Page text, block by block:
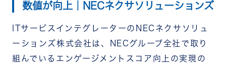
数値が向上｜NECネクサソリューションズ
ITサービスインテグレーターのNECネクサソリュ
ーションズ株式会社は、NECグループ全社で取り
組んでいるエンゲージメントスコア向上の実現の